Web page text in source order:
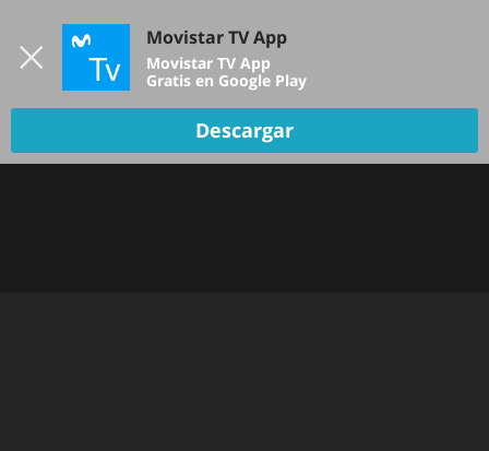
TV EN VIVO
Movistar TV App
Movistar TV App
Gratis en Google Play
Descargar